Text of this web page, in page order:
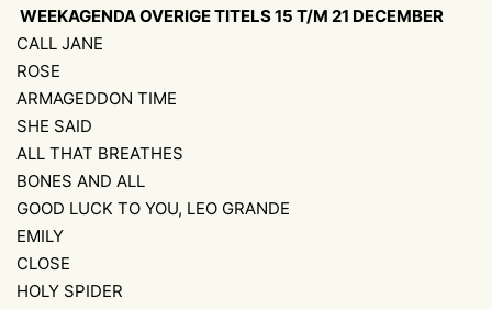
WEEKAGENDA OVERIGE TITELS 15 T/M 21 DECEMBER
CALL JANE
ROSE
ARMAGEDDON TIME
SHE SAID
ALL THAT BREATHES
BONES AND ALL
GOOD LUCK TO YOU, LEO GRANDE
EMILY
CLOSE
HOLY SPIDER